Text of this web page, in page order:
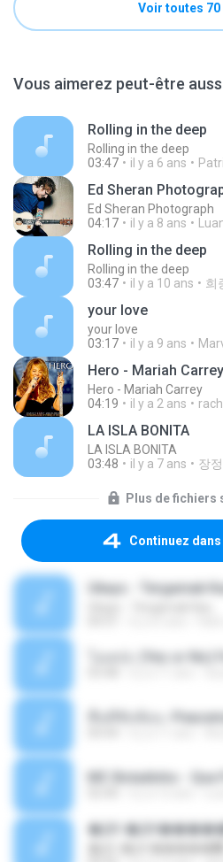
Voir toutes 70
Vous aimerez peut-être
Rolling in the deep
Rolling in the deep
03:47
il y a 6 ans
Ed Sheran
Ed Sheran Photograph
04:17
il y a 8 ans
Rolling in the deep
Rolling in the deep
03:47
il y a 10 ans 희
your love
your love
03:17
il y a 9 ans
Hero - Mariah Carrey
Hero - Mariah Carrey
04:19
il y a 2 ans
LA ISLA BONITA
LA ISLA BONITA
03:48
il y a 7 ans 장
Plus de fichiers
Continuez
Ukays - Tergamak
พื้นที่ซับซ้อน -
�Ԫ �Ԫ�����԰